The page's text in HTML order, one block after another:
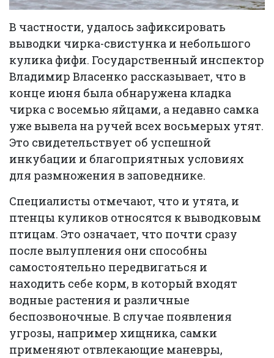
В частности, удалось зафиксировать
выводки чирка-свистунка и небольшого
кулика фифи. Государственный инспектор
Владимир Власенко рассказывает, что в
конце июня была обнаружена кладка
чирка с восемью яйцами, а недавно самка
уже вывела на ручей всех восьмерых утят.
Это свидетельствует об успешной
инкубации и благоприятных условиях
для размножения в заповеднике.
Специалисты отмечают, что и утята, и
птенцы куликов относятся к выводковым
птицам. Это означает, что почти сразу
после вылупления они способны
самостоятельно передвигаться и
находить себе корм, в который входят
водные растения и различные
беспозвоночные. В случае появления
угрозы, например хищника, самки
применяют отвлекающие маневры,